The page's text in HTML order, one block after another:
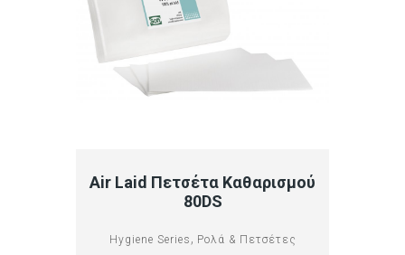
Air Laid Πετσέτα Καθαρισμού
80DS
Hygiene Series , Ρολά & Πετσέτες